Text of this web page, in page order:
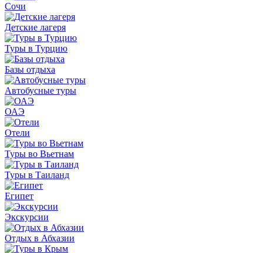
Сочи
Детские лагеря
Туры в Турцию
Базы отдыха
Автобусные туры
ОАЭ
Отели
Туры во Вьетнам
Туры в Таиланд
Египет
Экскурсии
Отдых в Абхазии